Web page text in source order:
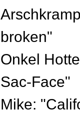
broken"
Onkel
Sac-Face"
Mike: